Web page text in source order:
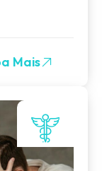
Mais